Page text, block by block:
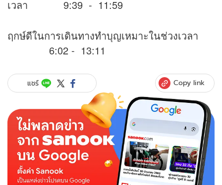
เวลา 9:39 - 11:59
ฤกษ์ดีในการเดินทางทำบุญเหมาะในช่วงเวลา
6:02 - 13:11
แชร์ Copy link